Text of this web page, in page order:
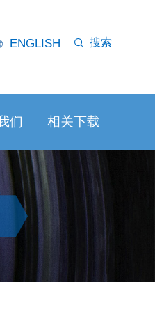
ENGLISH 搜索
们 相关下载